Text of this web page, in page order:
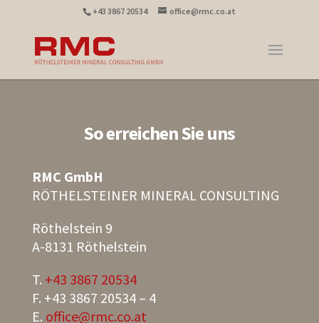
+43 3867 20534 office@rmc.co.at
So erreichen Sie uns
RMC GmbH
RÖTHELSTEINER MINERAL CONSULTING
Röthelstein 9
A-8131 Röthelstein
T. +43 3867 20534
F. +43 3867 20534 – 4
E. office@rmc.co.at